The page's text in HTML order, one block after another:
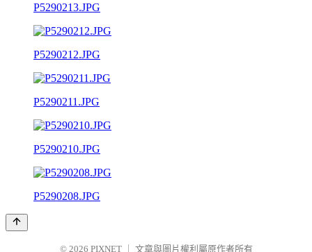
P5290213.JPG
P5290212.JPG
P5290211.JPG
P5290210.JPG
P5290208.JPG
© 2026 PIXNET 文章與圖片權利屬原作者所有